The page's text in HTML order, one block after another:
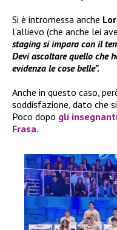
Si è intromessa anche
l’allievo (che anche lei
staging si impara con il
Devi ascoltare quello che
evidenza le cose belle”.
Anche in questo caso,
soddisfazione, dato che
Poco dopo gli
Frasa.